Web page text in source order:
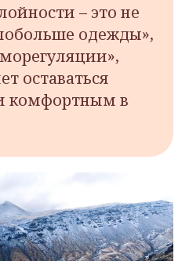
– это не
одежды»,
оставаться
комфортным в